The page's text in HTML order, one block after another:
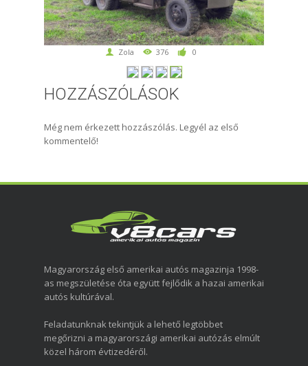
Zola 376 0
HOZZÁSZÓLÁSOK
Még nem érkezett hozzászólás. Legyél az első
kommentelő!
Magyarország első amerikai autós magazinja 1998-
as megszületése óta együtt fejlődik a hazai amerikai
autós kultúrával.
Feladatunknak tekintjük a lehető legtöbbet
megőrizni a magyarországi amerikai autózás elmúlt
közel három évtizedéről.